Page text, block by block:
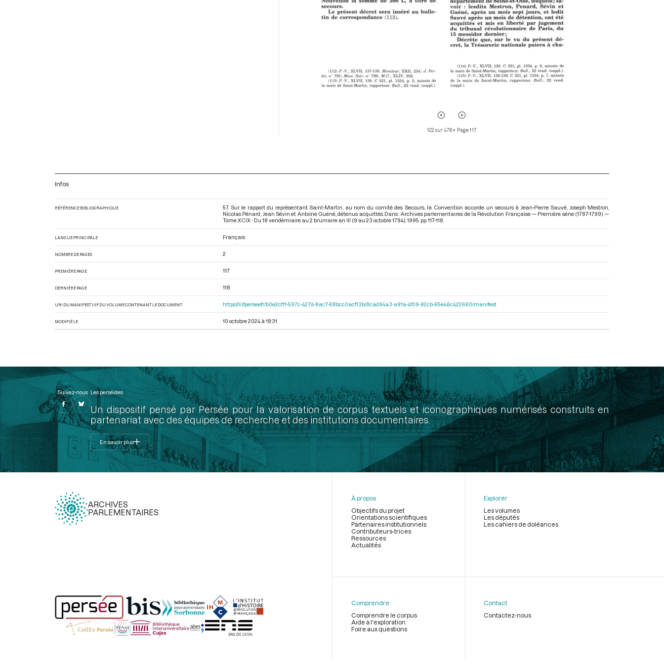
122 sur 476• Page 117
Infos
RÉFÉRENCE BIBLIOGRAPHIQUE
57. Sur le rapport du représentant Saint-Martin, au nom du comité des Secours, la Convention accorde un secours à Jean-Pierre Sauvé, Joseph Mestron,
Nicolas Pénard, Jean Sévin et Antoine Guéné, détenus acquittés. Dans : Archives parlementaires de la Révolution Française — Première série (1787-1799) —
Tome XCIX - Du 18 vendémiaire au 2 brumaire an III (9 au 23 octobre 1794) . 1995. pp. 117-118.
LANGUE PRINCIPALE Français
NOMBRE DE PAGES 2
PREMIÈRE PAGE 117
DERNIÈRE PAGE 118
URI DU MANIFEST IIIF DU VOLUME CONTENANT LE DOCUMENT https://iiif.persee.fr/b0e2cf11-597c-427d-8ac7-68bcc0acf13b/8cad94a3-a91a-4f09-92cb-65e46c422660/manifest
MODIFIÉ LE 10 octobre 2024 à 18:31
Suivez-nous Les perséides
Un dispositif pensé par Persée pour la valorisation de corpus textuels et iconographiques numérisés construits en
partenariat avec des équipes de recherche et des institutions documentaires.
En savoir plus
ARCHIVES
PARLEMENTAIRES
page
À propos
Objectifs du projet
Orientations scientifiques
Partenaires institutionnels
Contributeurs-trices
Ressources
Actualités
Explorer
Les volumes
Les députés
Les cahiers de doléances
Comprendre
Comprendre le corpus
Aide à l'exploration
Foire aux questions
Contact
Contactez-nous